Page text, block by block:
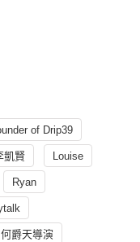
of Drip39
凱賢 Louise
Ryan
何爵天導演